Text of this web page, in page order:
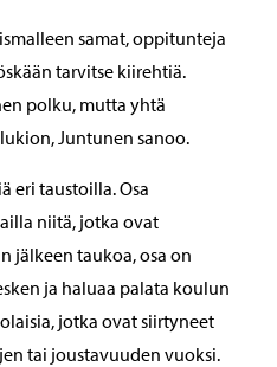
samat, oppitunteja
tarvitse kiirehtiä.
polku, mutta yhtä
Juntunen sanoo.
eri taustoilla. Osa
niitä, jotka ovat
jälkeen taukoa, osa on
ja haluaa palata koulun
jotka ovat siirtyneet
tai joustavuuden vuoksi.